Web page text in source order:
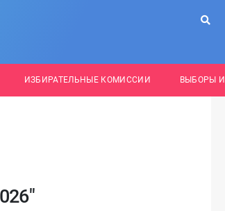
ИЗБИРАТЕЛЬНЫЕ КОМИССИИ ВЫБОРЫ